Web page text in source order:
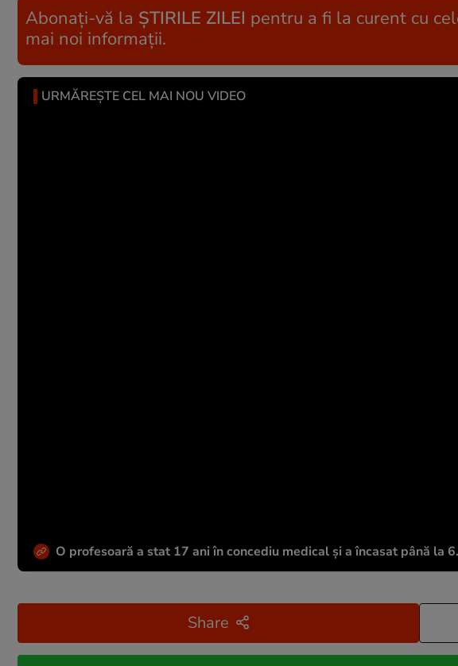
Abonați-vă la ȘTIRILE ZILEI pentru a fi la curent cu
mai noi informații.
URMĂREȘTE CEL MAI NOU VIDEO
O profesoară a stat 17 ani în concediu medical și a încasat până la
Share